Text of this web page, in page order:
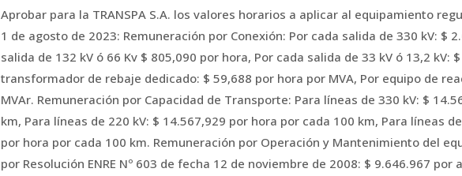
Aprobar para la TRANSPA S.A. los valores horarios a aplicar al equipamiento
1 de agosto de 2023: Remuneración por Conexión: Por cada salida de 330 kV: $
salida de 132 kV ó 66 Kv $ 805,090 por hora, Por cada salida de 33 kV ó 13,2 kV:
transformador de rebaje dedicado: $ 59,688 por hora por MVA, Por equipo de
MVAr. Remuneración por Capacidad de Transporte: Para líneas de 330 kV: $
km, Para líneas de 220 kV: $ 14.567,929 por hora por cada 100 km, Para líneas
por hora por cada 100 km. Remuneración por Operación y Mantenimiento del
por Resolución ENRE Nº 603 de fecha 12 de noviembre de 2008: $ 9.646.967 por